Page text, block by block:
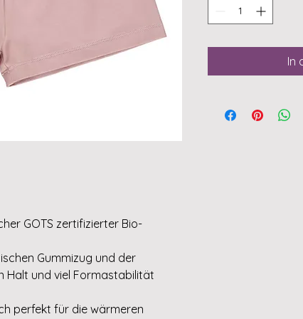
GOTS zertifizierter Bio-
Gummizug und der
Halt und viel Formastabilität
perfekt für die wärmeren
In